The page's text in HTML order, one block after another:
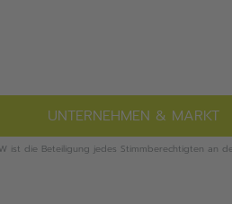
UNTERNEHMEN & MARKT
ist die Beteiligung jedes Stimmberechtigten an